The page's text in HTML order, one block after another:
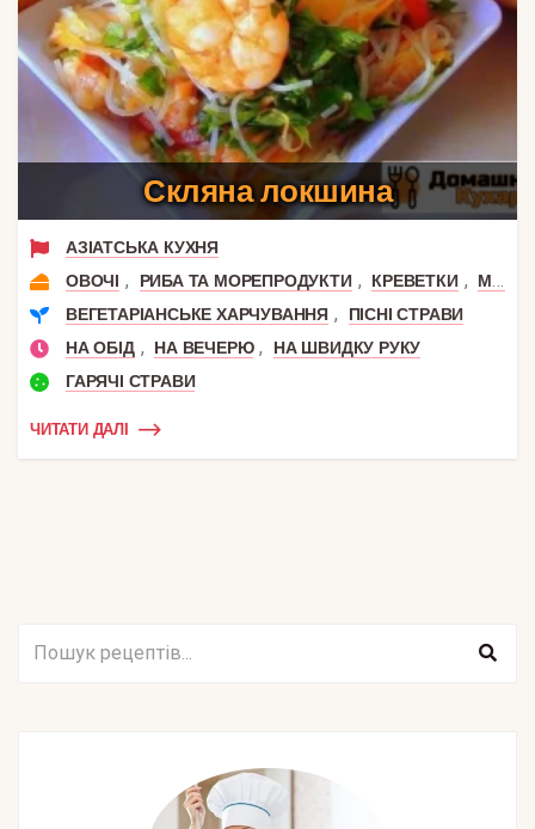
Скляна локшина
АЗІАТСЬКА КУХНЯ
ОВОЧІ , РИБА ТА МОРЕПРОДУКТИ , КРЕВЕТКИ ,
МОРЕПРОДУКТИ
ВЕГЕТАРІАНСЬКЕ ХАРЧУВАННЯ ,
ПІСНІ СТРАВИ
НА ОБІД , НА ВЕЧЕРЮ ,
НА ШВИДКУ РУКУ
ГАРЯЧІ СТРАВИ
ЧИТАТИ ДАЛІ